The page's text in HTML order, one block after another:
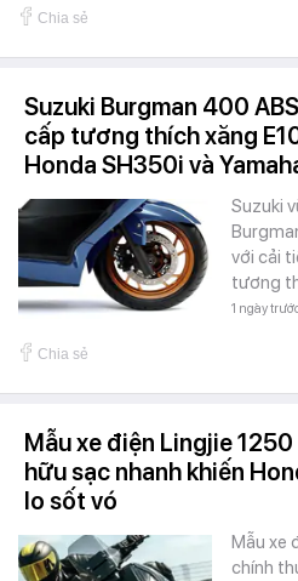
Chia sẻ
Suzuki Burgman 400
cấp tương thích xăng
Honda SH350i và
Suzuki
với cải
tương
1 ngày
Chia sẻ
Mẫu xe điện Lingjie
hữu sạc nhanh khiến
lo sốt vó
Mẫu xe
chính